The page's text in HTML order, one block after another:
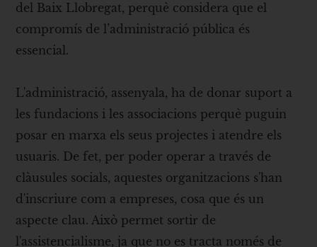
del Baix Llobregat, perquè considera que el
compromís de l’administració pública és
essencial.
L'administració, assenyala, ha de donar suport a
les fundacions i les associacions perquè puguin
posar en marxa els seus projectes i atendre els
usuaris. De fet, per poder operar a través de
clàusules socials, aquestes organitzacions s'han
d'inscriure com a empreses, cosa que és un
aspecte clau. Això permet sortir de
l'assistencialisme, ja que no es tracta només de